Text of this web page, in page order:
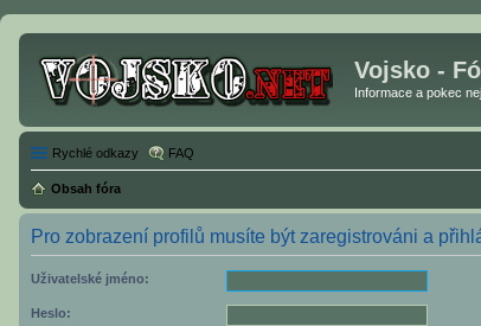
Vojsko -
Informace a pokec
Rychlé odkazy FAQ
Obsah fóra
Pro zobrazení profilů musíte být zaregistrováni a
Uživatelské jméno:
Heslo: